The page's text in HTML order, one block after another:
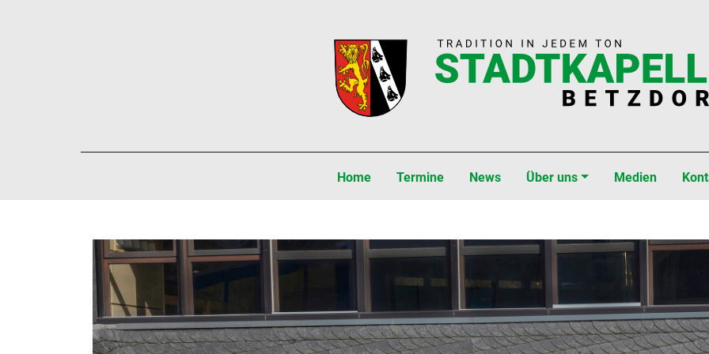
Home Termine News Über uns Medien